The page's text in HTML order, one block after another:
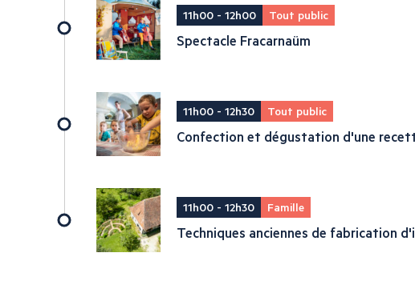
11h00 - 12h00 Tout public
Spectacle Fracarnaüm
11h00 - 12h30 Tout public
Confection et dégustation d'une
11h00 - 12h30 Famille
Techniques anciennes de fabrication